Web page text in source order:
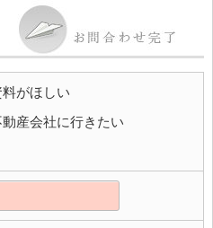
料がほしい
動産会社に行きたい